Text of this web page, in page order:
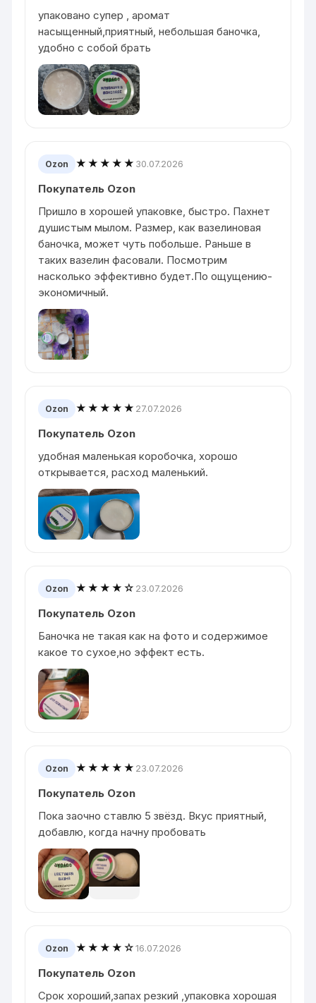
упаковано супер , аромат
насыщенный,приятный, небольшая баночка,
удобно с собой брать
Ozon ★★★★★ 30.07.2026
Покупатель Ozon
Пришло в хорошей упаковке, быстро. Пахнет
душистым мылом. Размер, как вазелиновая
баночка, может чуть побольше. Раньше в
таких вазелин фасовали. Посмотрим
насколько эффективно будет.По ощущению-
экономичный.
Ozon ★★★★★ 27.07.2026
Покупатель Ozon
удобная маленькая коробочка, хорошо
открывается, расход маленький.
Ozon ★★★★☆ 23.07.2026
Покупатель Ozon
Баночка не такая как на фото и содержимое
какое то сухое,но эффект есть.
Ozon ★★★★★ 23.07.2026
Покупатель Ozon
Пока заочно ставлю 5 звёзд. Вкус приятный,
добавлю, когда начну пробовать
Ozon ★★★★☆16.07.2026
Покупатель Ozon
Срок хороший,запах резкий ,упаковка хорошая